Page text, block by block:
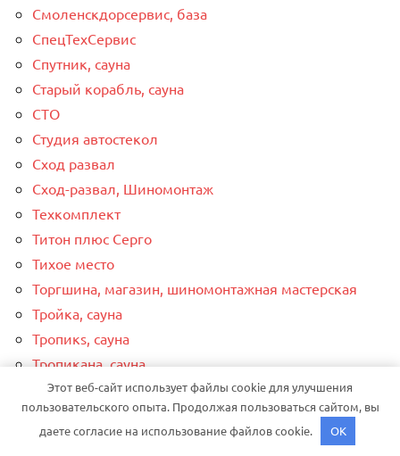
Смоленскдорсервис, база
СпецТехСервис
Спутник, сауна
Старый корабль, сауна
СТО
Студия автостекол
Сход развал
Сход-развал, Шиномонтаж
Техкомплект
Титон плюс Серго
Тихое место
Торгшина, магазин, шиномонтажная мастерская
Тройка, сауна
Тропикs, сауна
Тропикана, сауна
У Паши, автомойка
У тпк, автомойка
У Фомича, баня
Этот веб-сайт использует файлы cookie для улучшения
пользовательского опыта. Продолжая пользоваться сайтом, вы
даете согласие на использование файлов cookie.
OK